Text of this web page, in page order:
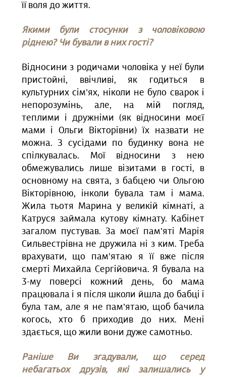
її воля до життя.
Якими були стосунки з чоловіковою
ріднею? Чи бували в них гості?
Відносини з родичами чоловіка у неї були
пристойні, ввічливі, як годиться в
культурних сім’ях, ніколи не було сварок і
непорозумінь, але, на мій погляд,
теплими і дружніми (як відносини моєї
мами і Ольги Вікторівни) їх назвати не
можна. З сусідами по будинку вона не
спілкувалась. Мої відносини з нею
обмежувались лише візитами в гості, в
основному на свята, з бабцею чи Ольгою
Вікторівною, інколи бувала там і мама.
Жила тьотя Марина у великій кімнаті, а
Катруся займала кутову кімнату. Кабінет
загалом пустував. За моєї пам’яті Марія
Сильвестрівна не дружила ні з ким. Треба
врахувати, що пам’ятаю я її вже після
смерті Михайла Сергійовича. Я бувала на
3-му поверсі кожний день, бо мама
працювала і я після школи йшла до бабці і
була там, але я не пам’ятаю, щоб бачила
когось, хто б приходив до них. Мені
здається, що жили вони дуже самотньо.
Раніше Ви згадували, що серед
небагатьох друзів, які залишались у